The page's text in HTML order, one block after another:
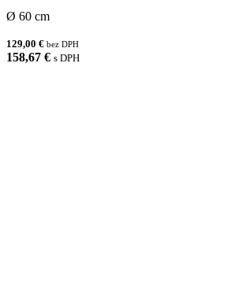
Ø 60 cm
129,00 € bez DPH
158,67 € s DPH